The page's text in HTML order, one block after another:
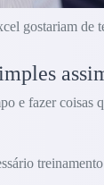
gostariam de
e fazer coisas